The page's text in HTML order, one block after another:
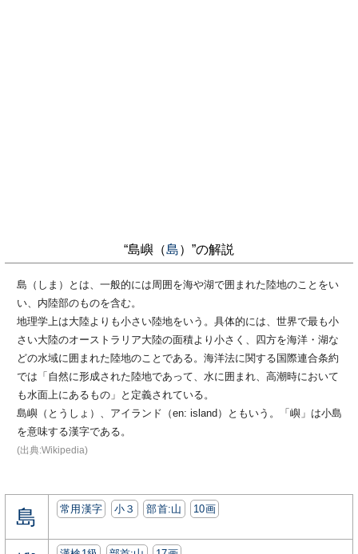
“島嶼（島）”の解説
島（しま）とは、一般的には周囲を海や湖で囲まれた陸地のことをい
い、内陸部のものを含む。
地理学上は大陸よりも小さい陸地をいう。具体的には、世界で最も小
さい大陸のオーストラリア大陸の面積より小さく、四方を海洋・湖な
どの水域に囲まれた陸地のことである。海洋法に関する国際連合条約
では「自然に形成された陸地であって、水に囲まれ、高潮時において
も水面上にあるもの」と定義されている。
島嶼（とうしょ）、アイランド（en: island）ともいう。「嶼」は小島
を意味する漢字である。
(出典:Wikipedia)
島 常用漢字 小３ 部首:⼭ 10画